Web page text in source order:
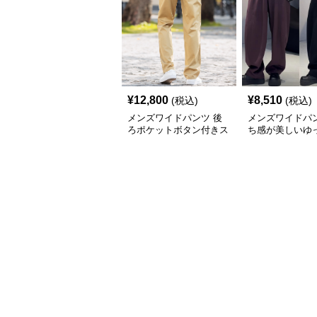
¥12,800 (税込)
メンズワイドパンツ 後
ろポケットボタン付きス
¥8,510 (税込)
メンズワイドパ
ち感が美しいゆ